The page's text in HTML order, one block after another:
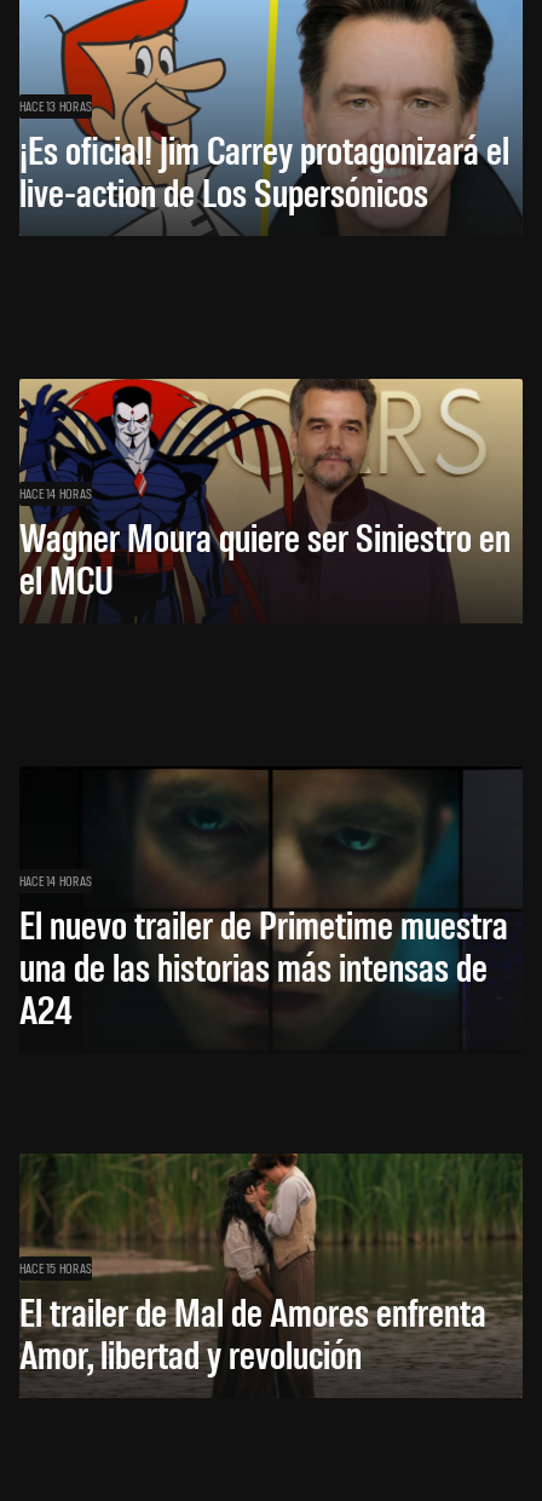
HACE 13 HORAS
¡Es oficial! Jim Carrey protagonizará el
live-action de Los Supersónicos
HACE 14 HORAS
Wagner Moura quiere ser Siniestro en
el MCU
HACE 14 HORAS
El nuevo trailer de Primetime muestra
una de las historias más intensas de
A24
HACE 15 HORAS
El trailer de Mal de Amores enfrenta
Amor, libertad y revolución